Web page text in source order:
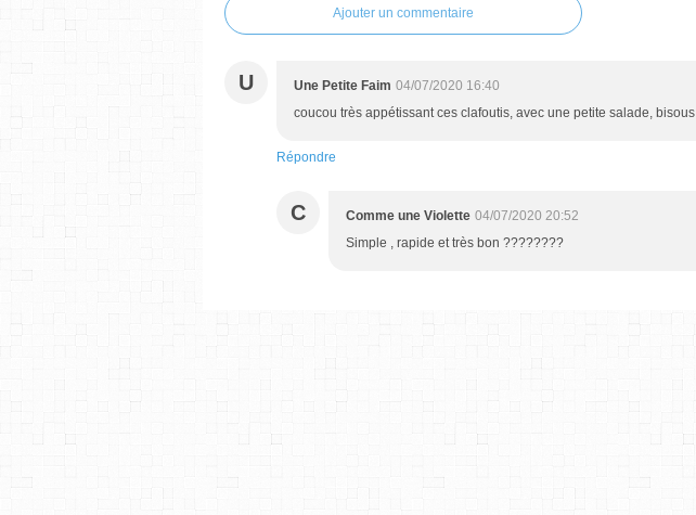
Ajouter un commentaire
U Une Petite Faim 04/07/2020 16:40
coucou très appétissant ces clafoutis, avec une petite salade, bisous
Répondre
C Comme une Violette 04/07/2020 20:52
Simple , rapide et très bon ????????